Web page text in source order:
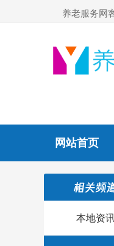
养老服务网
网站首页
本地资